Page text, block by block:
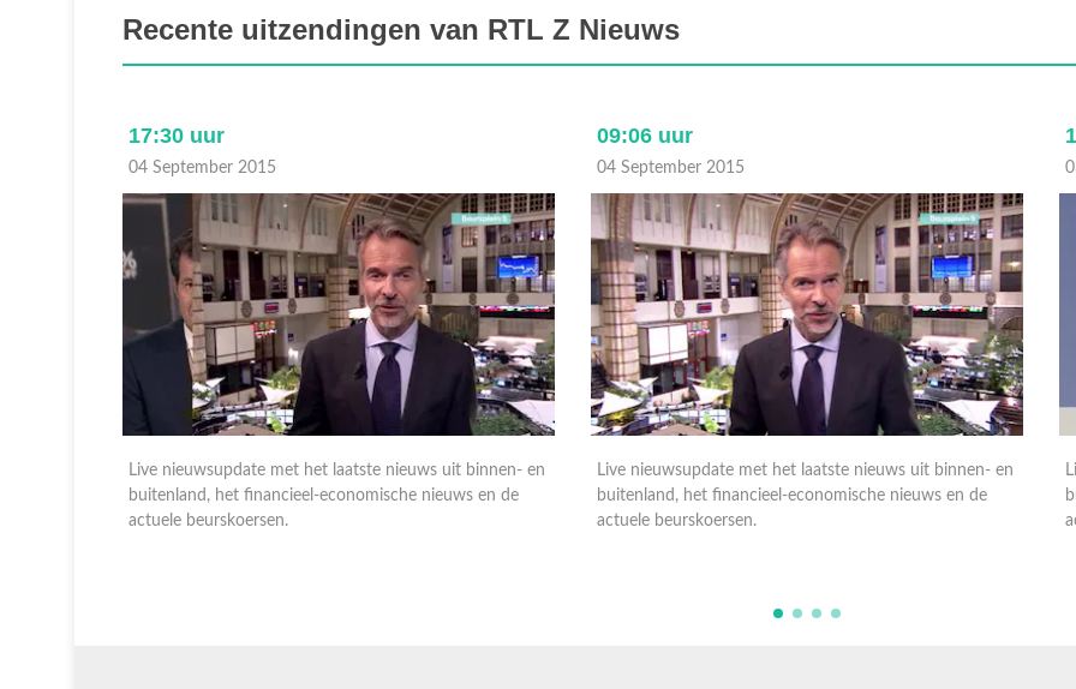
Recente uitzendingen van RTL Z Nieuws
09:06 uur
04 September 2015
Live nieuwsupdate met het laatste nieuws uit binnen- en
buitenland, het financieel-economische nieuws en de
actuele beurskoersen.
17:30 uur
03 September 2015
Live nieuwsupdate met het laatste nieuws uit binnen- en
buitenland, het financieel-economische nieuws en de
actuele beurskoersen.